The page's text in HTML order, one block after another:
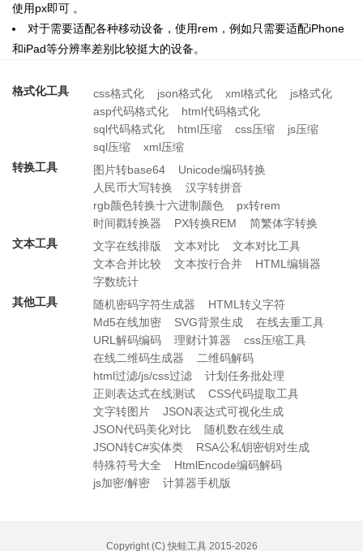
使用px即可 。
对于需要适配各种移动设备，使用rem，例如只需要适配iPhone
和iPad等分辨率差别比较挺大的设备。
格式化工具 css格式化 json格式化 xml格式化
js格式化
asp代码格式化
html代码格式化
sql代码格式化
html压缩 css压缩
js压缩
sql压缩
xml压缩
转换工具
图片转base64
Unicode编码转换
人民币大写转换
汉字转拼音
rgb颜色转换十六进制颜色
px转rem
时间戳转换器
PX转换REM
简繁体字转换
文本工具
文字在线排版 文本对比
文本对比工具
文本合并比较
文本按行合并
HTML编辑器
字数统计
其他工具
随机密码字符生成器
HTML转义字符
Md5在线加密
SVG背景生成
在线去重工具
URL解码编码
理财计算器
css压缩工具
在线二维码生成器
二维码解码
html过滤/js/css过滤
计划任务批处理
正则表达式在线测试
CSS代码提取工具
文字转图片
JSON表达式可视化生成
JSON代码美化对比
随机数在线生成
JSON转C#实体类
RSA公私钥密钥对生成
特殊符号大全
HtmlEncode编码解码
js加密/解密
计算器手机版
Copyright (C) 快蛙工具2015-2026